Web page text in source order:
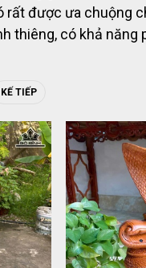
được ưa chuộng
thiêng, có khả năng
KẾ TIẾP